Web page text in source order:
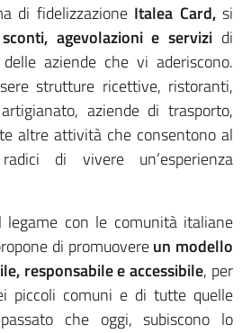
di fidelizzazioneItalea Card,si
sconti, agevolazioni e servizi di
aziende che vi aderiscono.
strutture ricettive, ristoranti,
aziende di trasporto,
altre attività che consentono al
di vivere un’esperienza
con le comunità italiane
di promuovereun modello
responsabile e accessibile, per
piccoli comuni e di tutte quelle
che oggi, subiscono lo